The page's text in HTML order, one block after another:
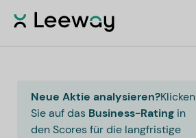
Neue Aktie analysieren?Klicken
Sie auf das Business-Rating in
den Scores für die langfristige